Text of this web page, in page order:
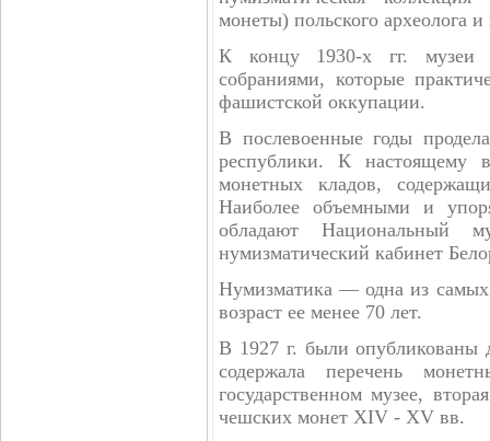
монеты) польского археолога
К концу 1930-х гг. музеи
собраниями, которые
фашистской оккупации.
В послевоенные годы
республики. К настоящему
монетных кладов,
Наиболее объемными и
обладают Национальный
нумизматический кабинет
Нумизматика — одна из самых
возраст ее менее 70 лет.
В 1927 г. были
содержала перечень
государственном музее,
чешских монет XIV - XV вв.